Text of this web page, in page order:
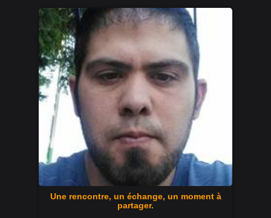
Une rencontre, un échange, un moment à
partager.